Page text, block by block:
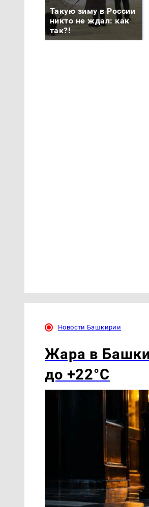
Такую зиму в России
никто не ждал: как
так?!
Новости Башкирии
Жара в
до +22°C